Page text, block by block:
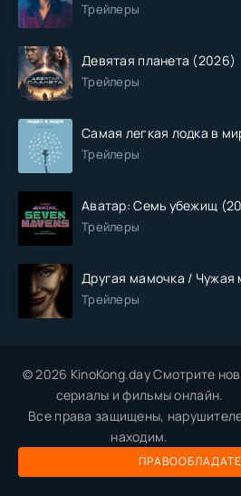
Трейлеры
Девятая планета (2026)
Трейлеры
Самая легкая лодка в
Трейлеры
Аватар: Семь убежищ
Трейлеры
Другая мамочка / Чужая
Трейлеры
© 2026 KinoKong.day Смотрите
сериалы и фильмы онлайн.
Все права защищены,
находим.